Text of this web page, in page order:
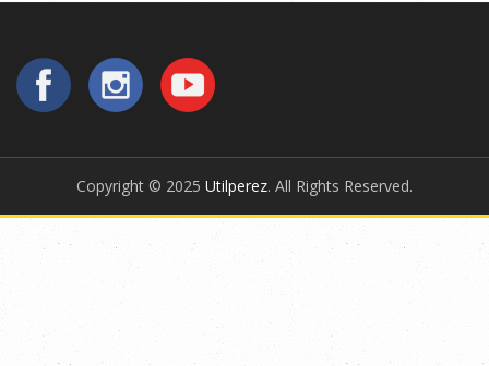
Copyright © 2025 Utilperez. All Rights Reserved.